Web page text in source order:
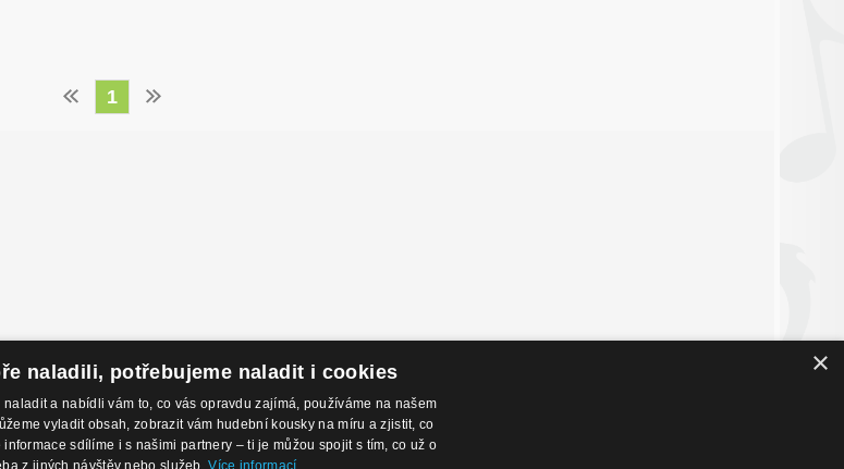
1
Kontakty
Eshop: +420 725 169 052
O nákupu
×
naladili, potřebujeme naladit i cookies
a nabídli vám to, co vás opravdu zajímá, používáme na našem
vyladit obsah, zobrazit vám hudební kousky na míru a zjistit, co
informace sdílíme i s našimi partnery – ti je můžou spojit s tím, co už o
z jiných návštěv nebo služeb.Více informací